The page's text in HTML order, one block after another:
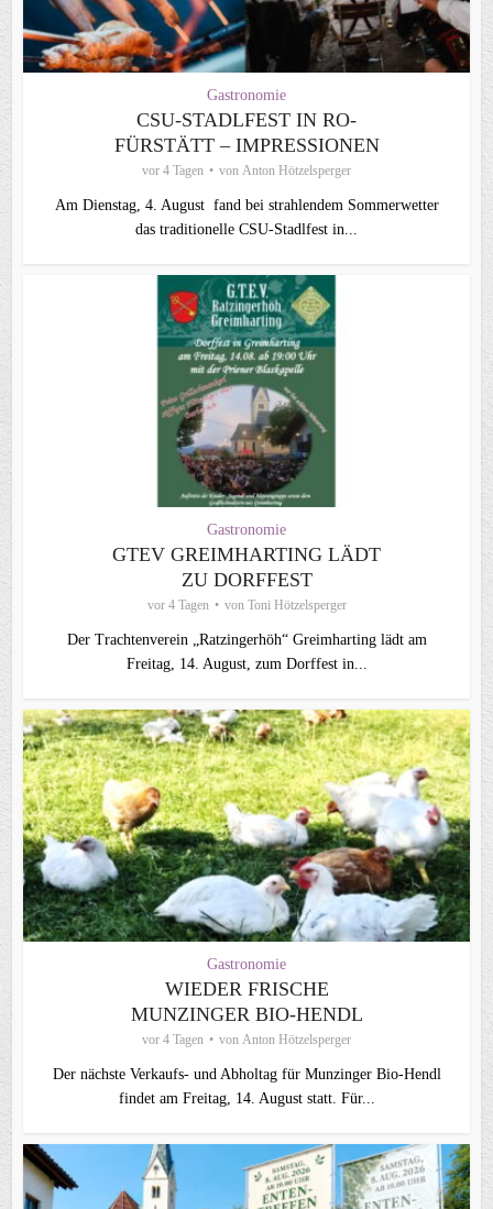
Gastronomie
CSU-STADLFEST IN RO-
FÜRSTÄTT – IMPRESSIONEN
vor 4 Tagen von Anton Hötzelsperger
Am Dienstag, 4. August fand bei strahlendem Sommerwetter
das traditionelle CSU-Stadlfest in...
Gastronomie
GTEV GREIMHARTING LÄDT
ZU DORFFEST
vor 4 Tagen von Toni Hötzelsperger
Der Trachtenverein „Ratzingerhöh“ Greimharting lädt am
Freitag, 14. August, zum Dorffest in...
Gastronomie
WIEDER FRISCHE
MUNZINGER BIO-HENDL
vor 4 Tagen von Anton Hötzelsperger
Der nächste Verkaufs- und Abholtag für Munzinger Bio-Hendl
findet am Freitag, 14. August statt. Für...